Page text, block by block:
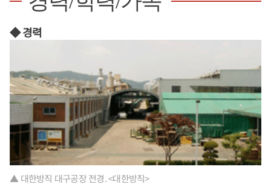
◆ 경력
▲ 대한방직 대구공장 전경. <대한방직>